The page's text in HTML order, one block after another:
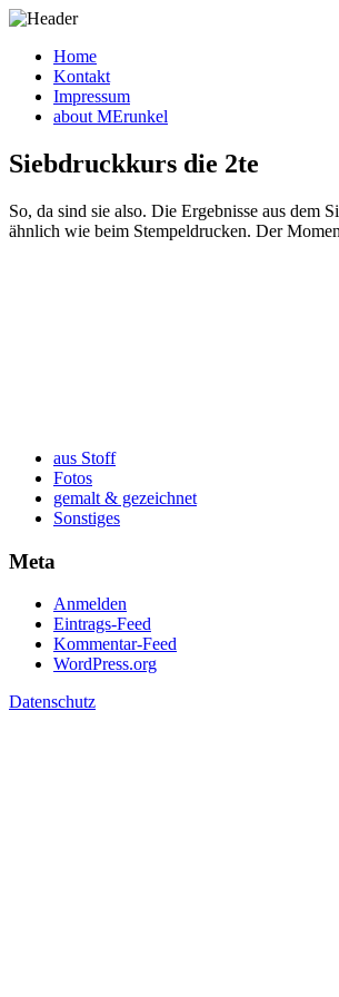
Home
Kontakt
Impressum
about MErunkel
Siebdruckkurs die 2te
So, da sind sie also. Die Ergebnisse aus dem
ähnlich wie beim Stempeldrucken. Der
aus Stoff
Fotos
gemalt & gezeichnet
Sonstiges
Meta
Anmelden
Eintrags-Feed
Kommentar-Feed
WordPress.org
Datenschutz